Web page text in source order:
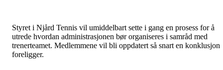
Styret i Njård Tennis vil umiddelbart sette i gang en prosess for å
utrede hvordan administrasjonen bør organiseres i samråd med
trenerteamet. Medlemmene vil bli oppdatert så snart en konklusjon
foreligger.